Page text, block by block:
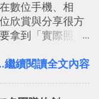
for Slack：
變成專案任務排
「我的地
線時可以解決許
地址常常難懂，
，自訂地圖還能補
數位手機、相
欣賞與分享很方
拿到「實際照
片來當小禮物 把照
繼續閱讀全文內容